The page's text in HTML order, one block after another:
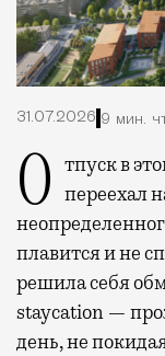
31.07.2026 9 мин.
Отпуск в этом году у меня кочует: сначала переехал
плавится и не
решила себя
staycation —
день, не